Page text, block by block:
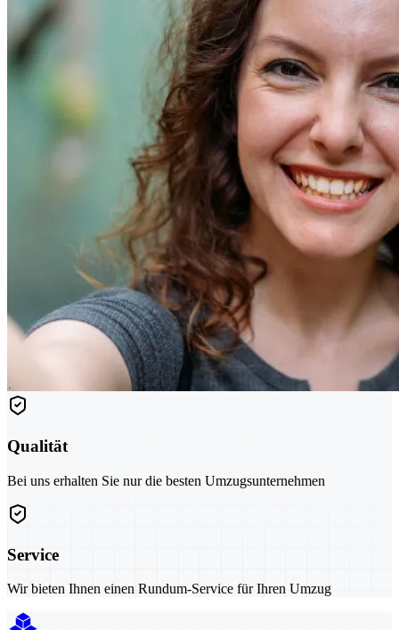
Qualität
Bei uns erhalten Sie nur die besten Umzugsunternehmen
Service
Wir bieten Ihnen einen Rundum-Service für Ihren Umzug